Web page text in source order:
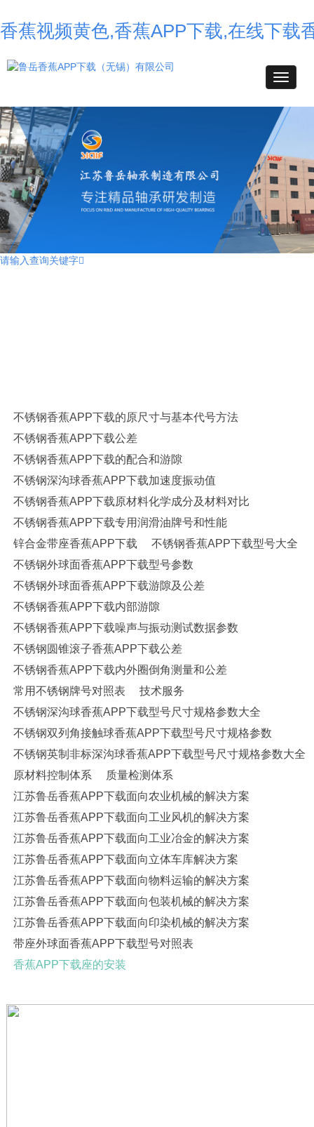
香蕉视频黄色,香蕉APP下载,在线下载
请输入查询关键字
不锈钢香蕉APP下载的原尺寸与基本代号方法
不锈钢香蕉APP下载公差
不锈钢香蕉APP下载的配合和游隙
不锈钢深沟球香蕉APP下载加速度振动值
不锈钢香蕉APP下载原材料化学成分及材料对比
不锈钢香蕉APP下载专用润滑油牌号和性能
锌合金带座香蕉APP下载
不锈钢香蕉APP下载型号大全
不锈钢外球面香蕉APP下载型号参数
不锈钢外球面香蕉APP下载游隙及公差
不锈钢香蕉APP下载内部游隙
不锈钢香蕉APP下载噪声与振动测试数据参数
不锈钢圆锥滚子香蕉APP下载公差
不锈钢香蕉APP下载内外圈倒角测量和公差
常用不锈钢牌号对照表
技术服务
不锈钢深沟球香蕉APP下载型号尺寸规格参数大全
不锈钢双列角接触球香蕉APP下载型号尺寸规格参数
不锈钢英制非标深沟球香蕉APP下载型号尺寸规格参数大全
原材料控制体系
质量检测体系
江苏鲁岳香蕉APP下载面向农业机械的解决方案
江苏鲁岳香蕉APP下载面向工业风机的解决方案
江苏鲁岳香蕉APP下载面向工业冶金的解决方案
江苏鲁岳香蕉APP下载面向立体车库解决方案
江苏鲁岳香蕉APP下载面向物料运输的解决方案
江苏鲁岳香蕉APP下载面向包装机械的解决方案
江苏鲁岳香蕉APP下载面向印染机械的解决方案
带座外球面香蕉APP下载型号对照表
香蕉APP下载座的安装